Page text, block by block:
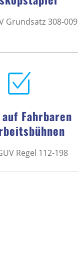
Grundsatz 308-009
auf Fahrbaren
Regel 112-198